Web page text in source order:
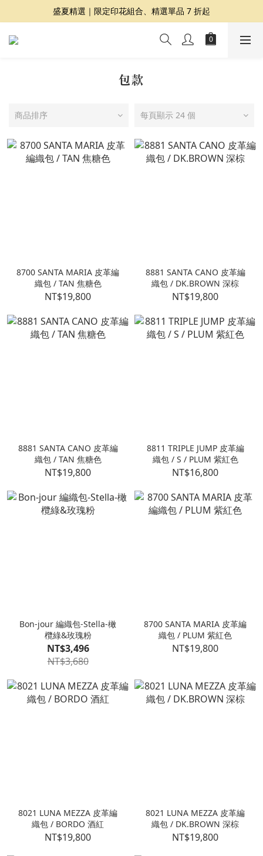
夏日提案 3 件再 8 折｜三種夏日風格一次收藏
盛夏精選｜限定印花組合、精選單品 7 折起
Dragon Diffusion 年度預購會展開｜7/30-8/30
包款
商品排序 每頁顯示 24 個
8700 SANTA MARIA 皮革編
織包 / TAN 焦糖色
NT$19,800
8881 SANTA CANO 皮革編
織包 / DK.BROWN 深棕
NT$19,800
8881 SANTA CANO 皮革編
織包 / TAN 焦糖色
NT$19,800
8811 TRIPLE JUMP 皮革編
織包 / S / PLUM 紫紅色
NT$16,800
Bon-jour 編織包-Stella-橄
欖綠&玫瑰粉
NT$3,496
NT$3,680
8700 SANTA MARIA 皮革編
織包 / PLUM 紫紅色
NT$19,800
8021 LUNA MEZZA 皮革編
織包 / BORDO 酒紅
NT$19,800
8021 LUNA MEZZA 皮革編
織包 / DK.BROWN 深棕
NT$19,800